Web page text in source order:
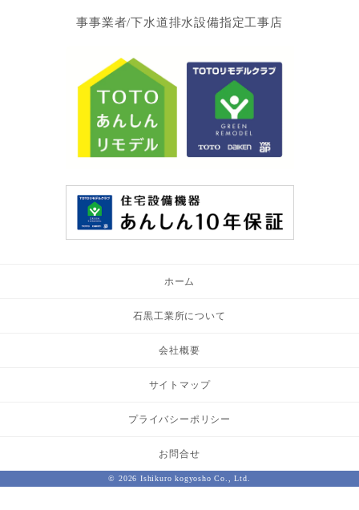
事事業者/下水道排水設備指定工事店
ホーム
石黒工業所について
会社概要
サイトマップ
プライバシーポリシー
お問合せ
© 2026 Ishikuro kogyosho Co., Ltd.